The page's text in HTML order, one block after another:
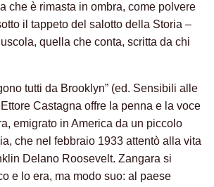
che è rimasta in ombra, come polvere
il tappeto del salotto della Storia –
quella che conta, scritta da chi
tutti da Brooklyn” (ed. Sensibili alle
Castagna offre la penna e la voce
emigrato in America da un piccolo
che nel febbraio 1933 attentò alla vita
Delano Roosevelt. Zangara si
e lo era, ma modo suo: al paese